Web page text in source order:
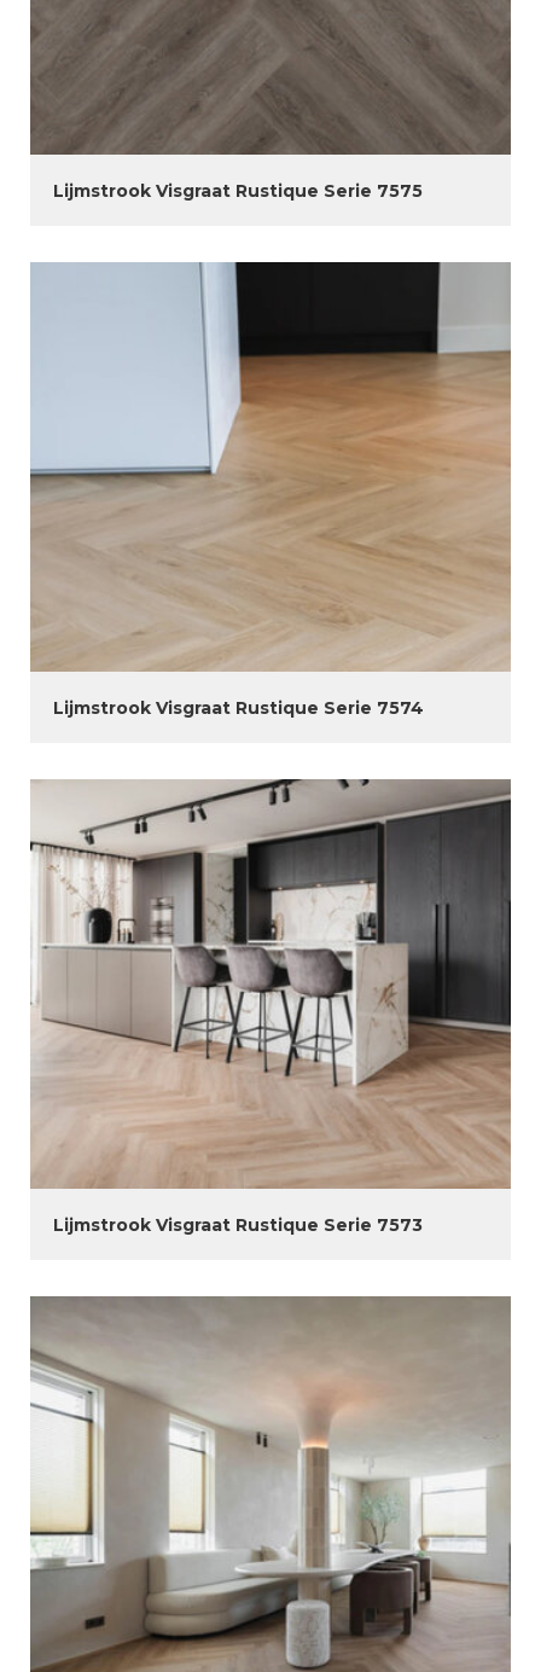
Lijmstrook Visgraat Rustique Serie 7575
Lijmstrook Visgraat Rustique Serie 7574
Lijmstrook Visgraat Rustique Serie 7573